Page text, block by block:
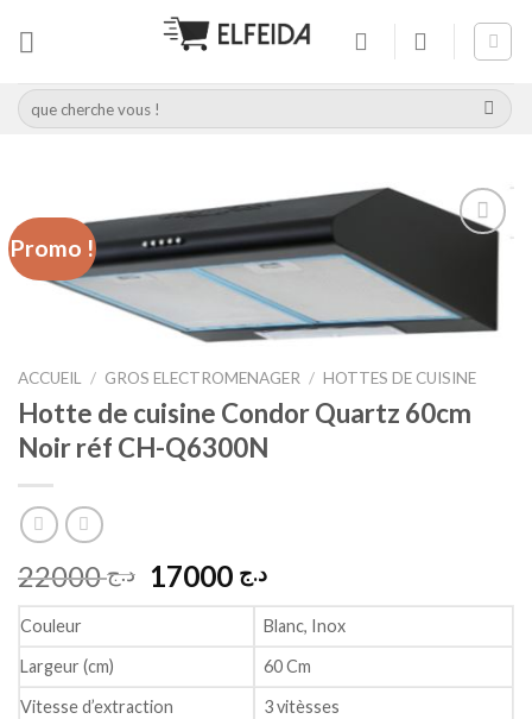
Recherche
pour :
Promo !
ACCUEIL / GROS ELECTROMENAGER / HOTTES DE CUISINE
Hotte de cuisine Condor Quartz 60cm
Noir réf CH-Q6300N
د.ج22000
Le
prix
د.ج 22000.
د.جLe
prix
actuel
est :
د.ج 17000.
Couleur
Blanc, Inox
Largeur (cm)
60 Cm
Vitesse d’extraction
3 vitèsses